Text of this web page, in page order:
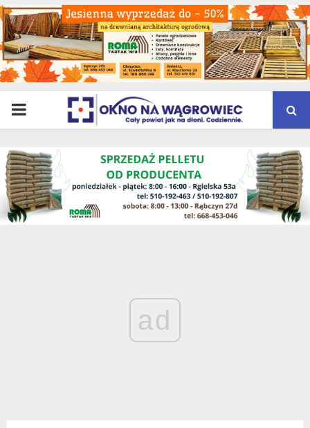
PRIMARY
MENU
ad